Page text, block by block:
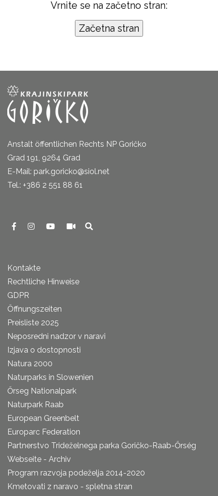
Vrnite se na začetno stran:
Anstalt öffentlichen Rechts NP Goričko
Grad 191, 9264 Grad
E-Mail: park.goricko@siol.net
Tel.: +386 2 551 88 61
Kontakte
Rechtliche Hinweise
GDPR
Öffnungszeiten
Preisliste 2025
Neposredni nadzor v naravi
Izjava o dostopnosti
Natura 2000
Naturparks in Slowenien
Őrseg Nationalpark
Naturpark Raab
European Greenbelt
Europarc Federation
Partnerstvo Trideželnega parka Goričko-Raab-Őrség
Webseite - Archiv
Program razvoja podeželja 2014-2020
Kmetovati z naravo - spletna stran